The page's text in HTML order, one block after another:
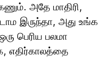
அதே மாதிரி,
இருந்தா, அது உங்க
பெரிய பலமா
எதிர்காலத்தை